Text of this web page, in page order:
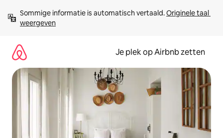
direct
naar
Sommige informatie is automatisch vertaald. Originele taal
weergeven
Je plek op Airbnb zetten